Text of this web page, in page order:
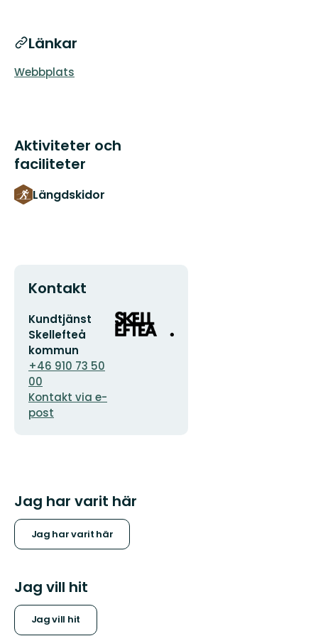
Länkar
Webbplats
Aktiviteter och
faciliteter
Längdskidor
Kontakt
E-
postadress
Kundtjänst
Skellefteå
kommun
+46 910 73 50
00
Kontakt via e-
post
Organisationens
logotyp
Jag har varit här
Jag har varit här
Jag vill hit
Jag vill hit